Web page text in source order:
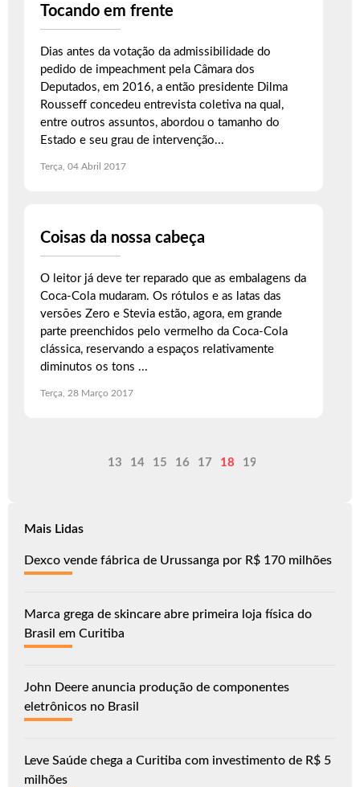
Tocando em frente
Dias antes da votação da admissibilidade do
pedido de impeachment pela Câmara dos
Deputados, em 2016, a então presidente Dilma
Rousseff concedeu entrevista coletiva na qual,
entre outros assuntos, abordou o tamanho do
Estado e seu grau de intervenção...
Terça, 04 Abril 2017
Coisas da nossa cabeça
O leitor já deve ter reparado que as embalagens da
Coca-Cola mudaram. Os rótulos e as latas das
versões Zero e Stevia estão, agora, em grande
parte preenchidos pelo vermelho da Coca-Cola
clássica, reservando a espaços relativamente
diminutos os tons ...
Terça, 28 Março 2017
13 14 15 16 17 18 19
Mais Lidas
Dexco vende fábrica de Urussanga por R$ 170 milhões
Marca grega de skincare abre primeira loja física do
Brasil em Curitiba
John Deere anuncia produção de componentes
eletrônicos no Brasil
Leve Saúde chega a Curitiba com investimento de R$ 5
milhões